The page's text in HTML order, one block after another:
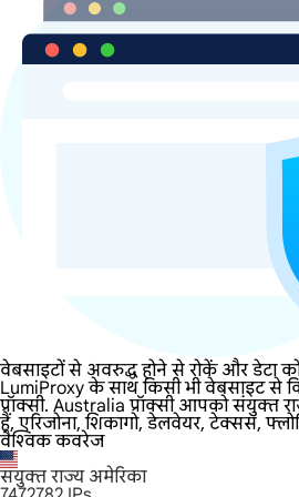
वेबसाइटों से अवरुद्ध होने से रोकें और डेटा
LumiProxy के साथ किसी भी वेबसाइट से
प्रॉक्सी. Australia प्रॉक्सी आपको संयुक्त
हैं, एरिजोना, शिकागो, डेलवेयर, टेक्सस,
वैश्विक कवरेज
संयुक्त राज्य अमेरिका